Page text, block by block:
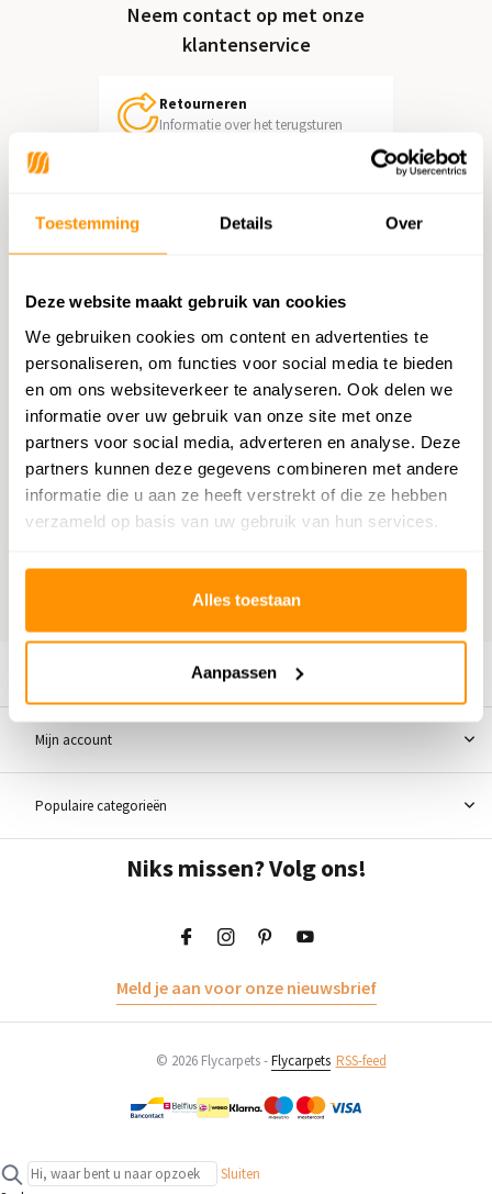
Toestemming Details Over
Deze website maakt gebruik van cookies
We gebruiken cookies om content en advertenties te
personaliseren, om functies voor social media te bieden
en om ons websiteverkeer te analyseren. Ook delen we
informatie over uw gebruik van onze site met onze
partners voor social media, adverteren en analyse. Deze
partners kunnen deze gegevens combineren met andere
informatie die u aan ze heeft verstrekt of die ze hebben
verzameld op basis van uw gebruik van hun services.
Alles toestaan
Aanpassen
Neem contact op met onze
klantenservice
Retourneren
Informatie over het terugsturen
Chatten met een medewerker
vragen@flycarpets.nl
Telefonisch contact
Bel ons op 020 - 261 47 23
Bestelling volgen
Volg uw bestelling
Benieuwd wat anderen vinden?
Wij scoren een9,1opWebwinkelkeur
Mijn account
Populaire categorieën
Niks missen? Volg ons!
Meld je aan voor onze nieuwsbrief
© 2026 Flycarpets -Flycarpets RSS-feed
Sluiten